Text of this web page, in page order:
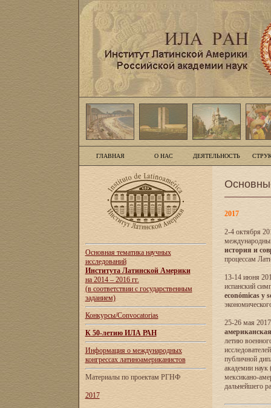
ГЛАВНАЯ О НАС ДЕЯТЕЛЬНОСТЬ
Основная тематика научных
исследований
Института Латинской Америки
на 2014 – 2016 гг.
(в соответствии с государственным
заданием)
Конкурсы/Convocatorias
К 50-летию ИЛА РАН
Информация о международных
конгрессах латиноамериканистов
Материалы по проектам РГНФ
2017
2017
2-4 октября
история и
процессам
13-14 июня
испанский
económicas y
25-26 мая
летию
публичной
академии
мексикано-
дальнейшего